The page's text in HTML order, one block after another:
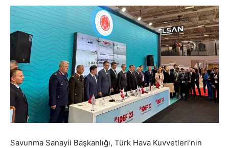
Savunma Sanayii Başkanlığı, Türk Hava Kuvvetleri’nin